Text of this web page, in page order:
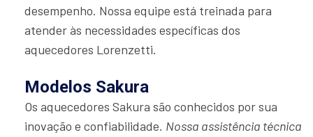
desempenho. Nossa equipe está treinada para
atender às necessidades específicas dos
aquecedores Lorenzetti.
Modelos Sakura
Os aquecedores Sakura são conhecidos por sua
inovação e confiabilidade. Nossa assistência técnica